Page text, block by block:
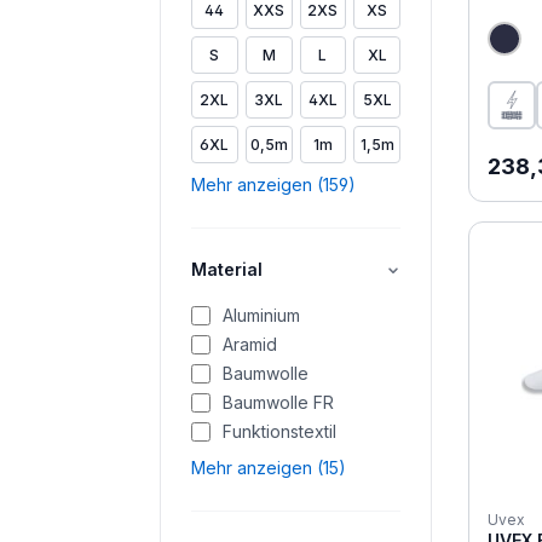
44 XXS 2XS XS
S M L XL
2XL 3XL 4XL 5XL
6XL 0,5m 1m 1,5m
Mehr anzeigen (159)
Material
Aluminium
Aramid
Baumwolle
Baumwolle FR
Funktionstextil
Mehr anzeigen (15)
Uvex